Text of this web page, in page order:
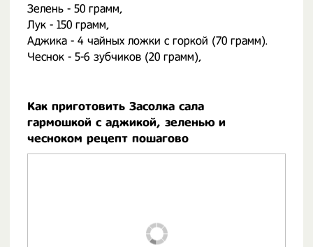
Зелень - 50 грамм,
Лук - 150 грамм,
Аджика - 4 чайных ложки с горкой (70 грамм).
Чеснок - 5-6 зубчиков (20 грамм),
Как приготовить Засолка сала
гармошкой с аджикой, зеленью и
чесноком рецепт пошагово